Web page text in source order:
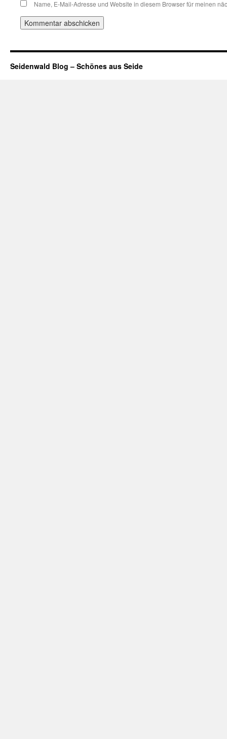
Name, E-Mail-Adresse und Website in diesem Browser für meinen
Seidenwald Blog – Schönes aus Seide